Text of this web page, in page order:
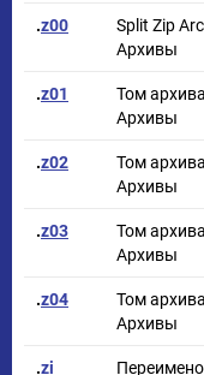
.z00
Split Zip
Архивы
.z01
Том
Архивы
.z02
Том
Архивы
.z03
Том
Архивы
.z04
Том
Архивы
.zi